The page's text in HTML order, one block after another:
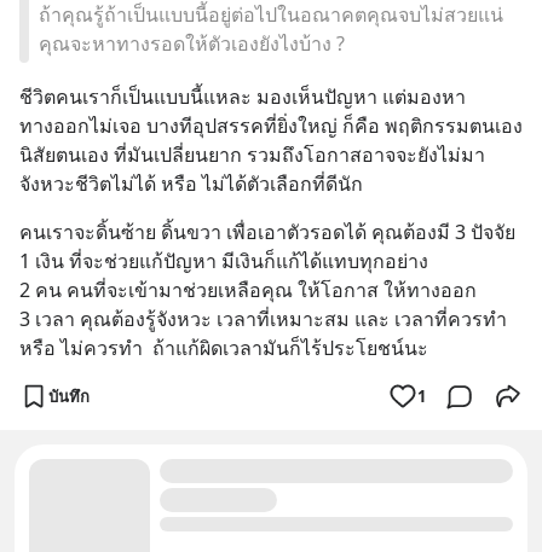
ถ้าคุณรู้ถ้าเป็นแบบนี้อยู่ต่อไปในอณาคตคุณจบไม่สวยแน่
คุณจะหาทางรอดให้ตัวเองยังไงบ้าง ?
ชีวิตคนเราก็เป็นแบบนี้แหละ มองเห็นปัญหา แต่มองหา
ทางออกไม่เจอ บางทีอุปสรรคที่ยิ่งใหญ่ ก็คือ พฤติกรรมตนเอง
นิสัยตนเอง ที่มันเปลี่ยนยาก รวมถึงโอกาสอาจจะยังไม่มา
จังหวะชีวิตไม่ได้ หรือ ไม่ได้ตัวเลือกที่ดีนัก
คนเราจะดิ้นซ้าย ดิ้นขวา เพื่อเอาตัวรอดได้ คุณต้องมี 3 ปัจจัย
1 เงิน ที่จะช่วยแก้ปัญหา มีเงินก็แก้ได้แทบทุกอย่าง
2 คน คนที่จะเข้ามาช่วยเหลือคุณ ให้โอกาส ให้ทางออก
3 เวลา คุณต้องรู้จังหวะ เวลาที่เหมาะสม และ เวลาที่ควรทำ
หรือ ไม่ควรทำ  ถ้าแก้ผิดเวลามันก็ไร้ประโยชน์นะ
บันทึก 1